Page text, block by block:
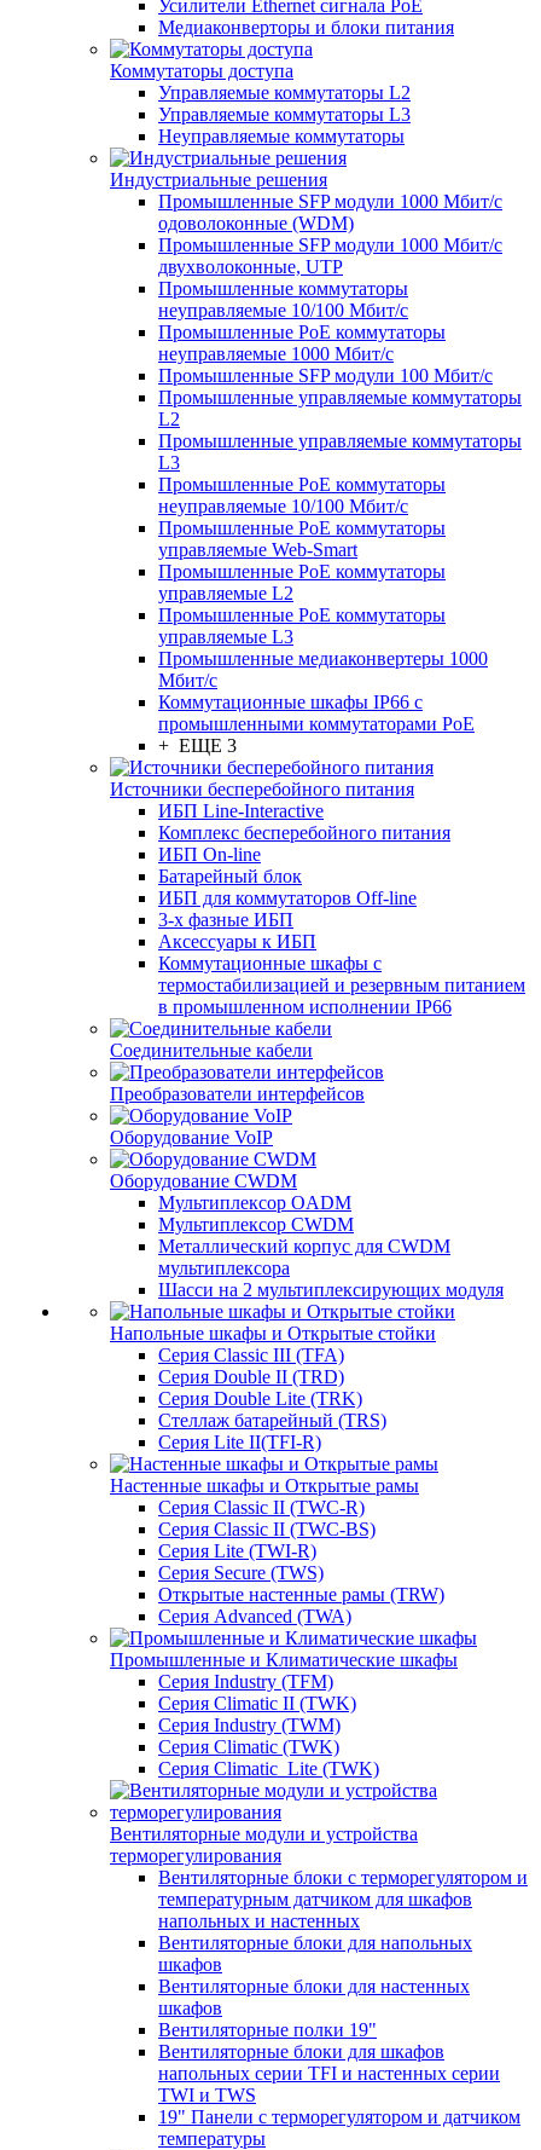
Усилители Ethernet сигнала PoE
Медиаконверторы и блоки питания
Коммутаторы доступа
Управляемые коммутаторы L2
Управляемые коммутаторы L3
Неуправляемые коммутаторы
Индустриальные решения
Промышленные SFP модули 1000 Мбит/c
одоволоконные (WDM)
Промышленные SFP модули 1000 Мбит/c
двухволоконные, UTP
Промышленные коммутаторы
неуправляемые 10/100 Мбит/с
Промышленные PoE коммутаторы
неуправляемые 1000 Мбит/с
Промышленные SFP модули 100 Мбит/c
Промышленные управляемые коммутаторы
L2
Промышленные управляемые коммутаторы
L3
Промышленные PoE коммутаторы
неуправляемые 10/100 Мбит/с
Промышленные PoE коммутаторы
управляемые Web-Smart
Промышленные PoE коммутаторы
управляемые L2
Промышленные PoE коммутаторы
управляемые L3
Промышленные медиаконвертеры 1000
Мбит/с
Коммутационные шкафы IP66 c
промышленными коммутаторами PoE
+ ЕЩЕ 3
Источники бесперебойного питания
ИБП Line-Interactive
Комплекс бесперебойного питания
ИБП On-line
Батарейный блок
ИБП для коммутаторов Off-line
3-х фазные ИБП
Аксессуары к ИБП
Коммутационные шкафы с
термостабилизацией и резервным питанием
в промышленном исполнении IP66
Соединительные кабели
Преобразователи интерфейсов
Оборудование VoIP
Оборудование CWDM
Мультиплекcор OADM
Мультиплексор CWDM
Металлический корпус для CWDM
мультиплексора
Шасси на 2 мультиплексирующих модуля
Напольные шкафы и Открытые стойки
Серия Classic III (TFA)
Серия Double II (TRD)
Серия Double Lite (TRK)
Стеллаж батарейный (TRS)
Серия Lite II(TFI-R)
Настенные шкафы и Открытые рамы
Серия Classic II (TWC-R)
Серия Classic II (TWC-BS)
Серия Lite (TWI-R)
Серия Secure (TWS)
Открытые настенные рамы (TRW)
Серия Advanced (TWA)
Промышленные и Климатические шкафы
Серия Industry (TFM)
Серия Climatic II (TWK)
Серия Industry (TWM)
Серия Climatic (TWK)
Серия Climatic_Lite (TWK)
Вентиляторные модули и устройства
терморегулирования
Вентиляторные блоки с терморегулятором и
температурным датчиком для шкафов
напольных и настенных
Вентиляторные блоки для напольных
шкафов
Вентиляторные блоки для настенных
шкафов
Вентиляторные полки 19"
Вентиляторные блоки для шкафов
напольных серии TFI и настенных серии
TWI и TWS
19" Панели с терморегулятором и датчиком
температуры